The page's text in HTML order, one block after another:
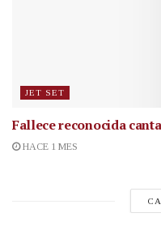
JET SET
Fallece reconocida
HACE 1 MES